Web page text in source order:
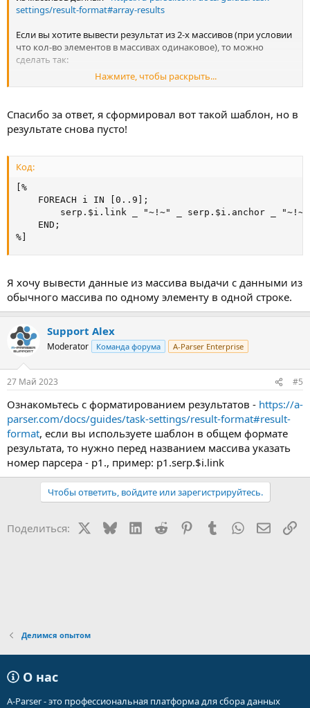
settings/result-format#array-results
Если вы хотите вывести результат из 2-х массивов (при условии
что кол-во элементов в массивах одинаковое), то можно
сделать так:
[%    max = array1.size - 1;
    FOREACH i IN [0..max];
array1.$i.element _ ';' _ array2.$i.element
%]
если появятся вопросы напишите в бесплатную тех поддержку:
чат на сайте или телеграм бот @aparser_bot
Нажмите, чтобы раскрыть...
Спасибо за ответ, я сформировал вот такой шаблон, но в
результате снова пусто!
Код:
[%
    FOREACH i IN [0..9];
serp.$i.link _ "~!~" _ serp.$i.anchor _
    END;
%]
Я хочу вывести данные из массива выдачи с данными из
обычного массива по одному элементу в одной строке.
Support Alex
Moderator Команда форума A-Parser Enterprise
27 Май 2023 #5
Ознакомьтесь с форматированием результатов - https://a-
parser.com/docs/guides/task-settings/result-format#result-
format, если вы используете шаблон в общем формате
результата, то нужно перед названием массива указать
номер парсера - p1., пример: p1.serp.$i.link
Чтобы ответить, войдите или зарегистрируйтесь.
Поделиться: BlueskyLinkedIn
Reddit PinterestTumblr WhatsApp
Делимся опытом
О нас
A-Parser - это профессиональная платформа для сбора данных